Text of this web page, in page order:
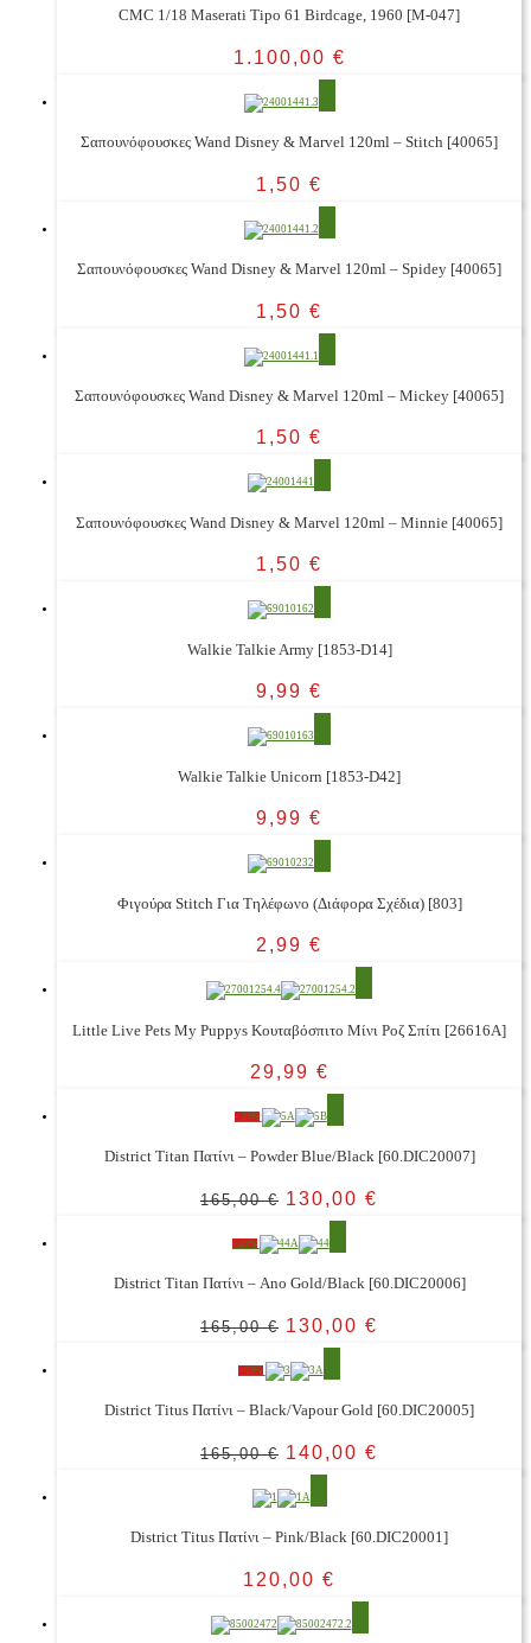
CMC 1/18 Maserati Tipo 61 Birdcage, 1960 [M-047]
1.100,00 €
Σαπουνόφουσκες Wand Disney & Marvel 120ml – Stitch [40065]
1,50 €
Σαπουνόφουσκες Wand Disney & Marvel 120ml – Spidey [40065]
1,50 €
Σαπουνόφουσκες Wand Disney & Marvel 120ml – Mickey [40065]
1,50 €
Σαπουνόφουσκες Wand Disney & Marvel 120ml – Minnie [40065]
1,50 €
Walkie Talkie Army [1853-D14]
9,99 €
Walkie Talkie Unicorn [1853-D42]
9,99 €
Φιγούρα Stitch Για Τηλέφωνο (Διάφορα Σχέδια) [803]
2,99 €
Little Live Pets My Puppys Κουταβόσπιτο Μίνι Ροζ Σπίτι [26616A]
29,99 €
- 21%
District Titan Πατίνι – Powder Blue/Black [60.DIC20007]
165,00€ 130,00 €
- 21%
District Titan Πατίνι – Ano Gold/Black [60.DIC20006]
165,00€ 130,00 €
- 15%
District Titus Πατίνι – Black/Vapour Gold [60.DIC20005]
165,00€ 140,00 €
District Titus Πατίνι – Pink/Black [60.DIC20001]
120,00 €